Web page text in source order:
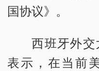
国协议》。
西班牙外
表示，在当前